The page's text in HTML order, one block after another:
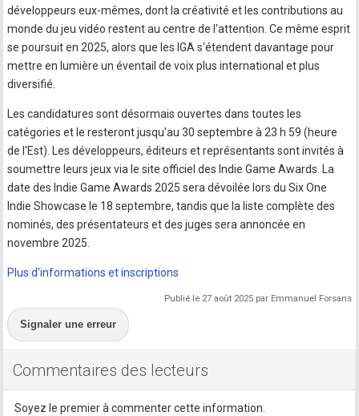
développeurs eux-mêmes, dont la créativité et les contributions au
monde du jeu vidéo restent au centre de l'attention. Ce même esprit
se poursuit en 2025, alors que les IGA s'étendent davantage pour
mettre en lumière un éventail de voix plus international et plus
diversifié.
Les candidatures sont désormais ouvertes dans toutes les
catégories et le resteront jusqu'au 30 septembre à 23 h 59 (heure
de l'Est). Les développeurs, éditeurs et représentants sont invités à
soumettre leurs jeux via le site officiel des Indie Game Awards. La
date des Indie Game Awards 2025 sera dévoilée lors du Six One
Indie Showcase le 18 septembre, tandis que la liste complète des
nominés, des présentateurs et des juges sera annoncée en
novembre 2025.
Plus d'informations et inscriptions
Publié le 27 août 2025 par Emmanuel Forsans
Signaler une erreur
Commentaires des lecteurs
Soyez le premier à commenter cette information.